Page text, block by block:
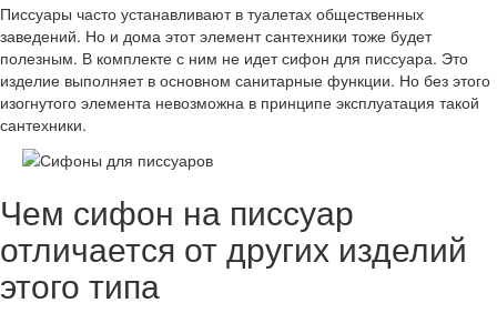
Писсуары часто устанавливают в туалетах общественных
заведений. Но и дома этот элемент сантехники тоже будет
полезным. В комплекте с ним не идет сифон для писсуара. Это
изделие выполняет в основном санитарные функции. Но без этого
изогнутого элемента невозможна в принципе эксплуатация такой
сантехники.
Чем сифон на писсуар
отличается от других изделий
этого типа